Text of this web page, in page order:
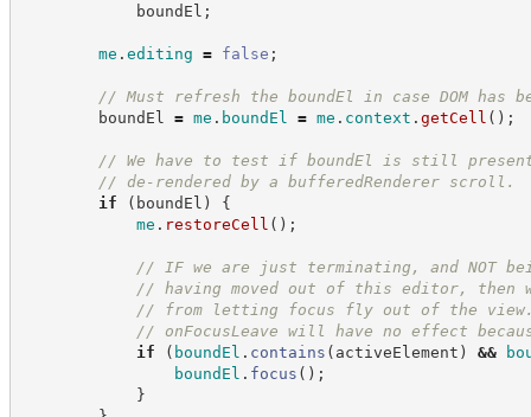
boundEl ;
me . editing = false ;
// Must refresh the boundEl in case DOM has
boundEl = me . boundEl = me . context . getCell ( ) ;
// We have to test if boundEl is still present
// de-rendered by a bufferedRenderer scroll.
if
( boundEl )
{
me . restoreCell ( ) ;
// IF we are just terminating, and NOT
// having moved out of this editor, then
// from letting focus fly out of the
// onFocusLeave will have no effect
if
( boundEl . contains ( activeElement ) &&
boundEl . focus ( ) ;
}